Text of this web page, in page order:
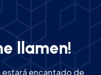
e amen!
encantado de